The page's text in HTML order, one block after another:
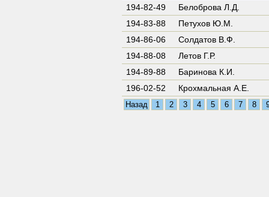
194-82-49
Белоброва Л.Д.
194-83-88
Петухов Ю.М.
194-86-06
Солдатов В.Ф.
194-88-08
Летов Г.Р.
194-89-88
Баринова К.И.
196-02-52
Крохмальная А.Е.
Назад 1 2 3 4 5 6 7 8